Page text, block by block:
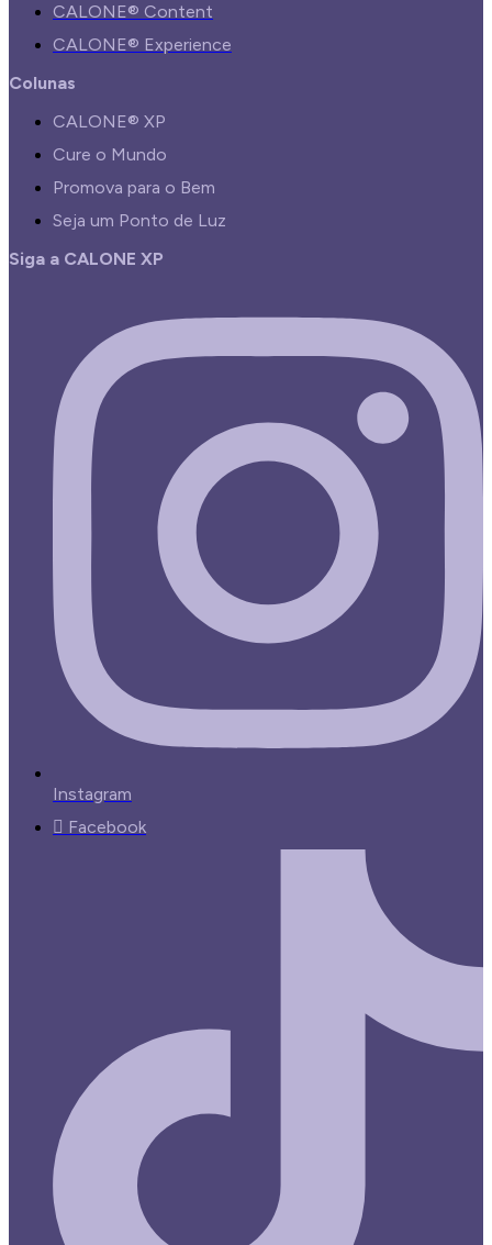
CALONE® Content
CALONE® Experience
Colunas
CALONE® XP
Cure o Mundo
Promova para o Bem
Seja um Ponto de Luz
Siga a CALONE XP
Instagram
Facebook